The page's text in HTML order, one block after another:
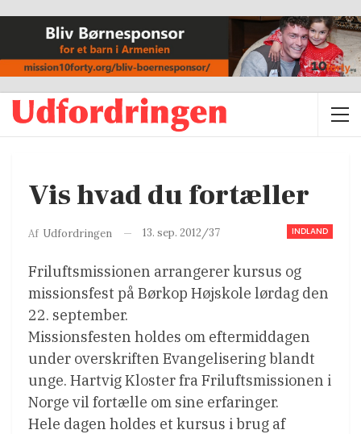
Vis hvad du fortæller
INDLAND
Af Udfordringen 13. sep. 2012/37
Friluftsmissionen arrangerer kursus og
missionsfest på Børkop Højskole lørdag den
22. september.
Missionsfesten holdes om eftermiddagen
under overskriften Evangelisering blandt
unge. Hartvig Kloster fra Friluftsmissionen i
Norge vil fortælle om sine erfaringer.
Hele dagen holdes et kursus i brug af